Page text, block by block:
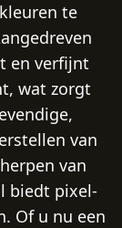
te
en verfijnt
wat zorgt
van
van
biedt pixel-
Of u nu een